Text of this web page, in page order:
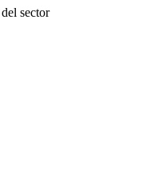
sector